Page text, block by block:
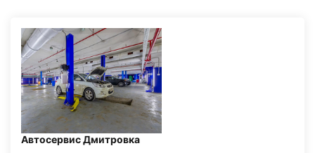
Автосервис Дмитровка